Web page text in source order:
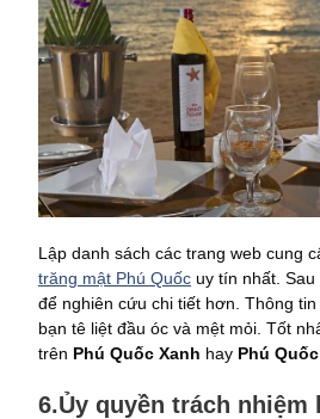
Lập danh sách các trang web cung
trăng mật Phú Quốc uy tín nhất.
để nghiên cứu chi tiết hơn. Thông
bạn tê liệt đầu óc và mệt mỏi. Tốt
trên Phú Quốc Xanh hay Phú
6.Ủy quyền trách nhiệm